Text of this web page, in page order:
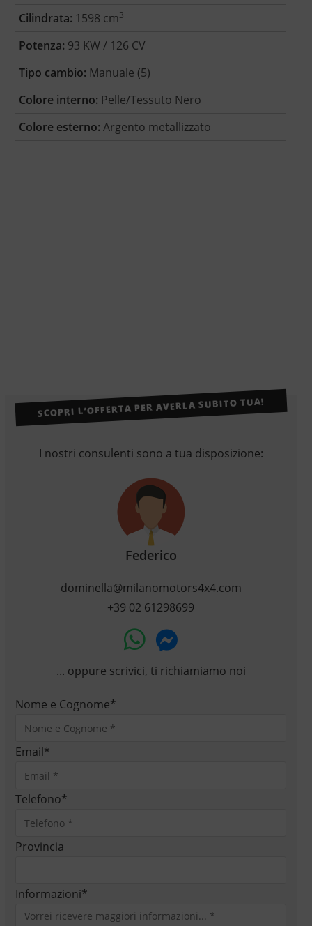
Cilindrata: 1598 cm3
Potenza: 93 KW / 126 CV
Tipo cambio: Manuale (5)
Colore interno: Pelle/Tessuto Nero
Colore esterno: Argento metallizzato
SCOPRI L’OFFERTA PER AVERLA SUBITO TUA!
I nostri consulenti sono a tua disposizione:
Federico
dominella@milanomotors4x4.com
+39 02 61298699
... oppure scrivici, ti richiamiamo noi
Nome e Cognome*
Email*
Telefono*
Provincia
Informazioni*